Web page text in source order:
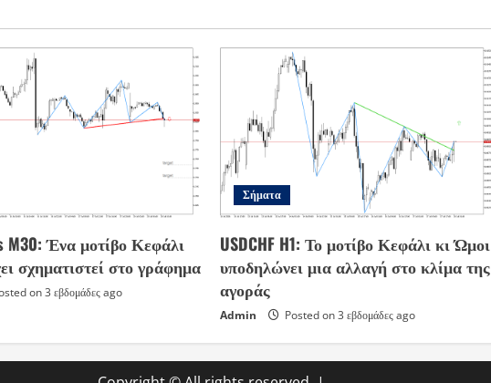
M30: Ένα μοτίβο Κεφάλι
σχηματιστεί στο γράφημα
on 3 εβδομάδες ago
Σήματα
USDCHF H1: Το μοτίβο Κεφάλι κι Ώμοι
υποδηλώνει μια αλλαγή στο κλίμα της
αγοράς
Admin Posted on 3 εβδομάδες ago